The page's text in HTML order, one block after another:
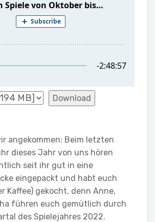
Download
angekommen: Beim letzten
dieses Jahr von uns hören
seit ihr gut in eine
eingepackt und habt euch
Kaffee) gekocht, denn Anne,
führen euch gemütlich durch
des Spielejahres 2022.